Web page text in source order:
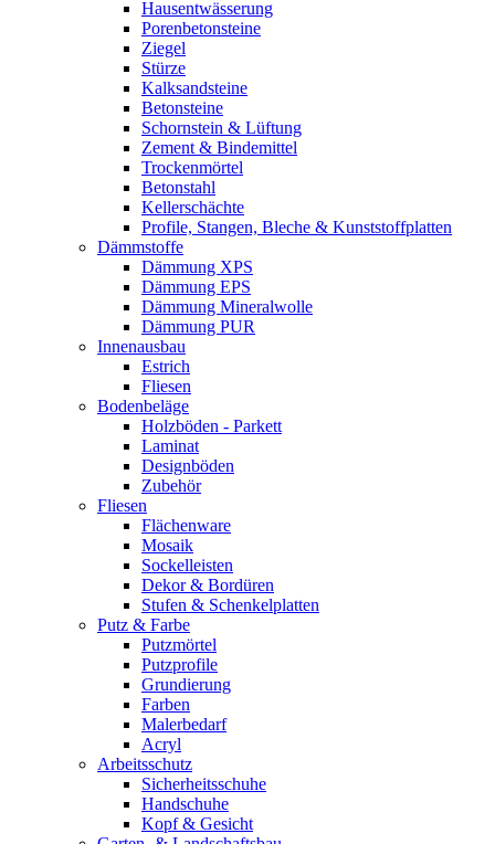
Hausentwässerung
Porenbetonsteine
Ziegel
Stürze
Kalksandsteine
Betonsteine
Schornstein & Lüftung
Zement & Bindemittel
Trockenmörtel
Betonstahl
Kellerschächte
Profile, Stangen, Bleche & Kunststoffplatten
Dämmstoffe
Dämmung XPS
Dämmung EPS
Dämmung Mineralwolle
Dämmung PUR
Innenausbau
Estrich
Fliesen
Bodenbeläge
Holzböden - Parkett
Laminat
Designböden
Zubehör
Fliesen
Flächenware
Mosaik
Sockelleisten
Dekor & Bordüren
Stufen & Schenkelplatten
Putz & Farbe
Putzmörtel
Putzprofile
Grundierung
Farben
Malerbedarf
Acryl
Arbeitsschutz
Sicherheitsschuhe
Handschuhe
Kopf & Gesicht